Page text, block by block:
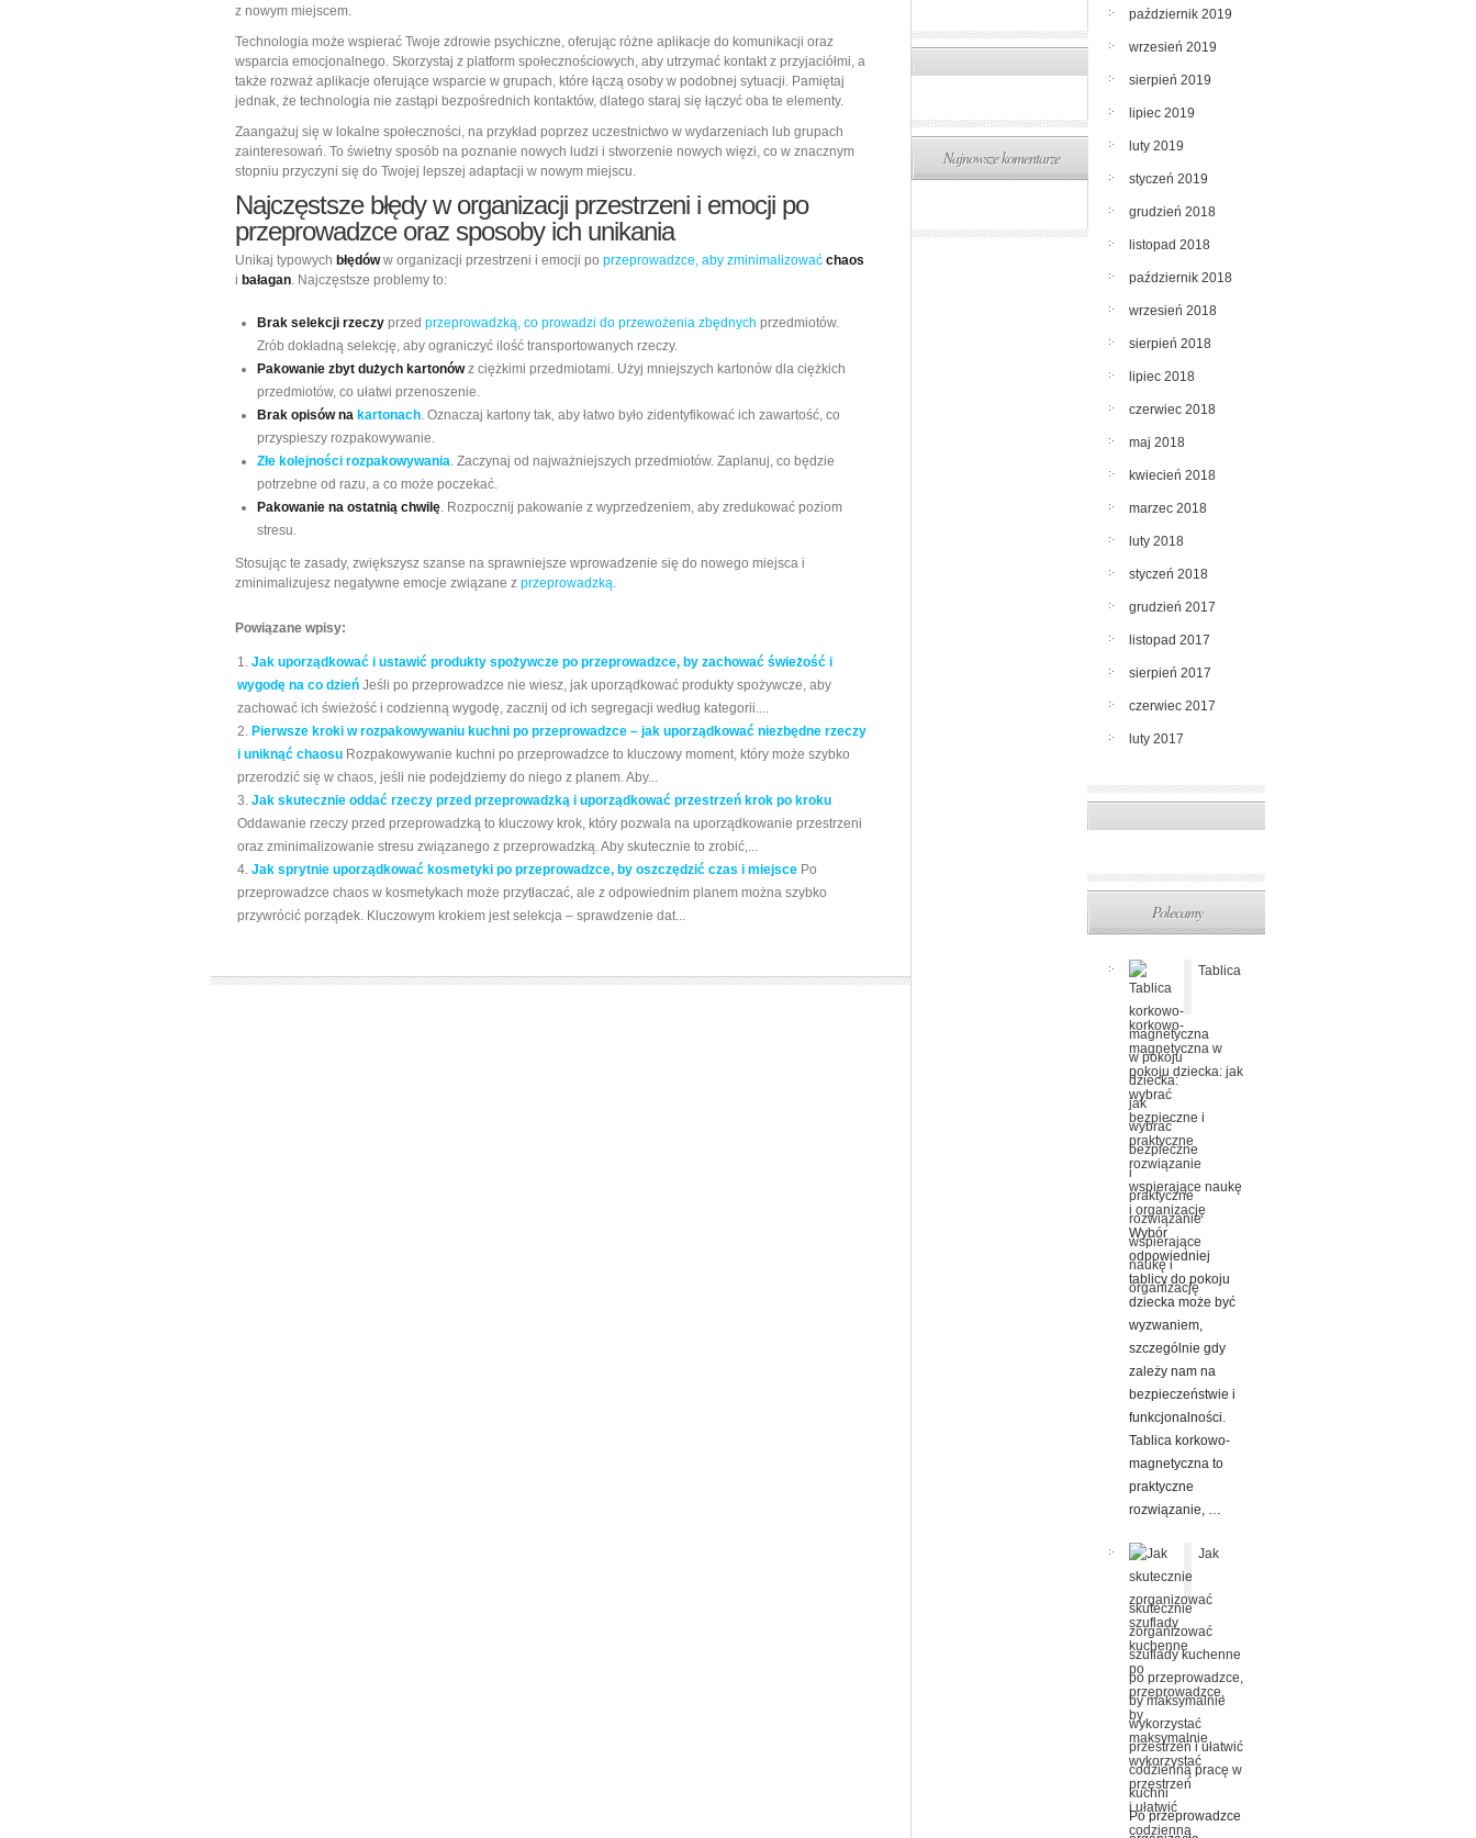
z nowym miejscem.
Technologia może wspierać Twoje zdrowie psychiczne, oferując różne aplikacje do komunikacji oraz
wsparcia emocjonalnego. Skorzystaj z platform społecznościowych, aby utrzymać kontakt z przyjaciółmi, a
także rozważ aplikacje oferujące wsparcie w grupach, które łączą osoby w podobnej sytuacji. Pamiętaj
jednak, że technologia nie zastąpi bezpośrednich kontaktów, dlatego staraj się łączyć oba te elementy.
Zaangażuj się w lokalne społeczności, na przykład poprzez uczestnictwo w wydarzeniach lub grupach
zainteresowań. To świetny sposób na poznanie nowych ludzi i stworzenie nowych więzi, co w znacznym
stopniu przyczyni się do Twojej lepszej adaptacji w nowym miejscu.
Najczęstsze błędy w organizacji przestrzeni i emocji po
przeprowadzce oraz sposoby ich unikania
Unikaj typowych błędóww organizacji przestrzeni i emocji po przeprowadzce, aby zminimalizować chaos
i bałagan. Najczęstsze problemy to:
Brak selekcji rzeczy przed przeprowadzką, co prowadzi do przewożenia zbędnych przedmiotów.
Zrób dokładną selekcję, aby ograniczyć ilość transportowanych rzeczy.
Pakowanie zbyt dużych kartonówz ciężkimi przedmiotami. Użyj mniejszych kartonów dla ciężkich
przedmiotów, co ułatwi przenoszenie.
Brak opisów na kartonach. Oznaczaj kartony tak, aby łatwo było zidentyfikować ich zawartość, co
przyspieszy rozpakowywanie.
Złe kolejności rozpakowywania. Zaczynaj od najważniejszych przedmiotów. Zaplanuj, co będzie
potrzebne od razu, a co może poczekać.
Pakowanie na ostatnią chwilę. Rozpocznij pakowanie z wyprzedzeniem, aby zredukować poziom
stresu.
Stosując te zasady, zwiększysz szanse na sprawniejsze wprowadzenie się do nowego miejsca i
zminimalizujesz negatywne emocje związane z przeprowadzką.
Powiązane wpisy:
Jak uporządkować i ustawić produkty spożywcze po przeprowadzce, by zachować świeżość i
wygodę na co dzień Jeśli po przeprowadzce nie wiesz, jak uporządkować produkty spożywcze, aby
zachować ich świeżość i codzienną wygodę, zacznij od ich segregacji według kategorii....
Pierwsze kroki w rozpakowywaniu kuchni po przeprowadzce – jak uporządkować niezbędne rzeczy
i uniknąć chaosu Rozpakowywanie kuchni po przeprowadzce to kluczowy moment, który może szybko
przerodzić się w chaos, jeśli nie podejdziemy do niego z planem. Aby...
Jak skutecznie oddać rzeczy przed przeprowadzką i uporządkować przestrzeń krok po kroku
Oddawanie rzeczy przed przeprowadzką to kluczowy krok, który pozwala na uporządkowanie przestrzeni
oraz zminimalizowanie stresu związanego z przeprowadzką. Aby skutecznie to zrobić,...
Jak sprytnie uporządkować kosmetyki po przeprowadzce, by oszczędzić czas i miejsce Po
przeprowadzce chaos w kosmetykach może przytłaczać, ale z odpowiednim planem można szybko
przywrócić porządek. Kluczowym krokiem jest selekcja – sprawdzenie dat...
Najnowsze komentarze
październik 2019
wrzesień 2019
sierpień 2019
lipiec 2019
luty 2019
styczeń 2019
grudzień 2018
listopad 2018
październik 2018
wrzesień 2018
sierpień 2018
lipiec 2018
czerwiec 2018
maj 2018
kwiecień 2018
marzec 2018
luty 2018
styczeń 2018
grudzień 2017
listopad 2017
sierpień 2017
czerwiec 2017
luty 2017
Polecamy
Tablica
korkowo-
magnetyczna w
pokoju dziecka: jak
wybrać
bezpieczne i
praktyczne
rozwiązanie
wspierające naukę
i organizację
Wybór
odpowiedniej
tablicy do pokoju
dziecka może być
wyzwaniem,
szczególnie gdy
zależy nam na
bezpieczeństwie i
funkcjonalności.
Tablica korkowo-
magnetyczna to
praktyczne
rozwiązanie, …
Jak
skutecznie
zorganizować
szuflady kuchenne
po przeprowadzce,
by maksymalnie
wykorzystać
przestrzeń i ułatwić
codzienną pracę w
kuchni
Po przeprowadzce